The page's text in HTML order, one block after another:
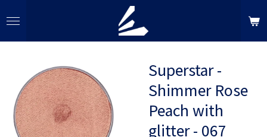
direct
naar
hoofdinhoud
Superstar -
Shimmer Rose
Peach with
glitter - 067